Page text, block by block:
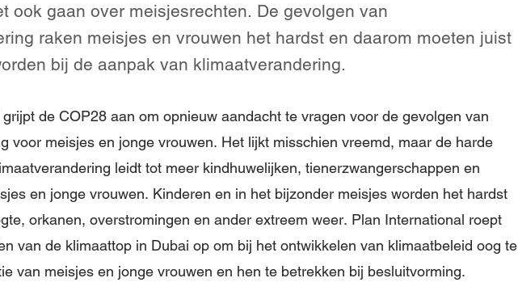
ook gaan over meisjesrechten. De gevolgen van
raken meisjes en vrouwen het hardst en daarom moeten juist
bij de aanpak van klimaatverandering.
de COP28 aan om opnieuw aandacht te vragen voor de gevolgen van
voor meisjes en jonge vrouwen. Het lijkt misschien vreemd, maar de harde
leidt tot meer kindhuwelijken, tienerzwangerschappen en
en jonge vrouwen. Kinderen en in het bijzonder meisjes worden het hardst
orkanen, overstromingen en ander extreem weer. Plan International roept
van de klimaattop in Dubai op om bij het ontwikkelen van klimaatbeleid oog te
van meisjes en jonge vrouwen en hen te betrekken bij besluitvorming.